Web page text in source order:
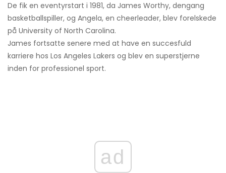
De fik en eventyrstart i 1981, da James Worthy, dengang
basketballspiller, og Angela, en cheerleader, blev forelskede
på University of North Carolina.
James fortsatte senere med at have en succesfuld
karriere hos Los Angeles Lakers og blev en superstjerne
inden for professionel sport.
ad